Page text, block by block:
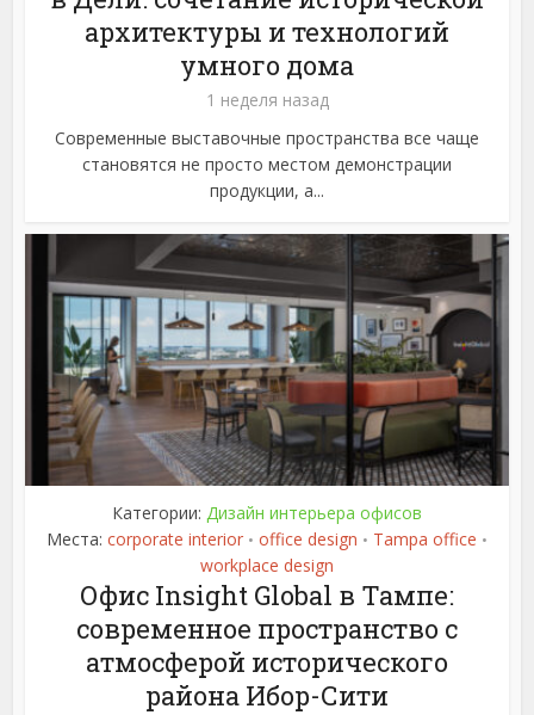
архитектуры и технологий
умного дома
1 неделя назад
Современные выставочные пространства все чаще
становятся не просто местом демонстрации
продукции, а...
Категории: Дизайн интерьера офисов
Места: corporate interior • office design • Tampa office •
workplace design
Офис Insight Global в Тампе:
современное пространство с
атмосферой исторического
района Ибор-Сити